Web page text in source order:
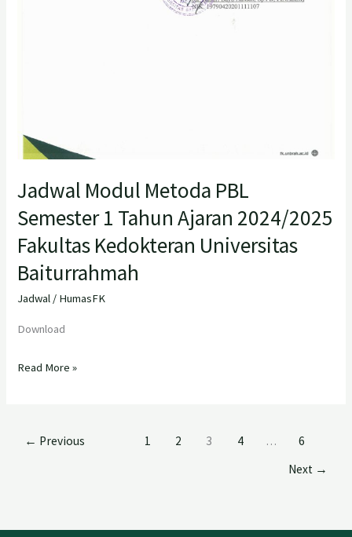
Jadwal Modul Metoda PBL
Semester 1 Tahun Ajaran 2024/2025
Fakultas Kedokteran Universitas
Baiturrahmah
Jadwal / HumasFK
Download
Read More »
← Previous 1 2 3 4 …
6
Next →